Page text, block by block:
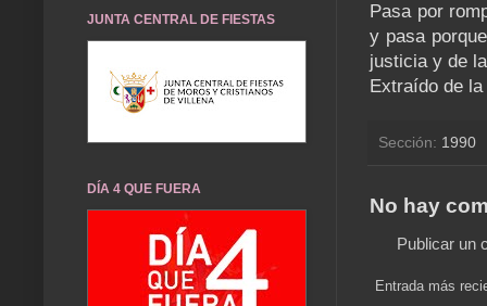
Pasa por
y pasa
justicia y de
Extraído de
Sección: 1990
No hay
Publicar un
Entrada más
JUNTA CENTRAL DE FIESTAS
DÍA 4 QUE FUERA